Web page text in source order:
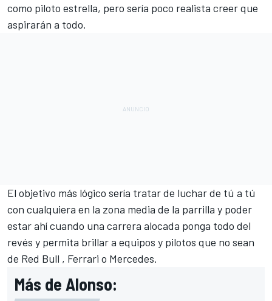
como piloto estrella, pero sería poco realista creer que
aspirarán a todo.
El objetivo más lógico sería tratar de luchar de tú a tú
con cualquiera en la zona media de la parrilla y poder
estar ahí cuando una carrera alocada ponga todo del
revés y permita brillar a equipos y pilotos que no sean
de Red Bull , Ferrari o Mercedes.
Más de Alonso: